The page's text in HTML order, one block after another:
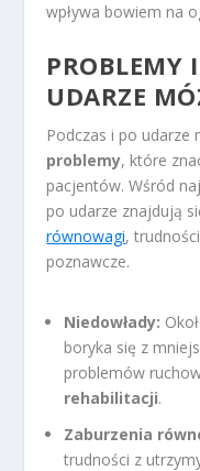
wpływa bowiem na
PROBLEMY
UDARZE
Podczas i po udarze
problemy, które
pacjentów. Wśród
po udarze znajdują
równowagi,
poznawcze.
Niedowłady:
boryka się z
problemów
rehabilitacji.
Zaburzenia
trudności z